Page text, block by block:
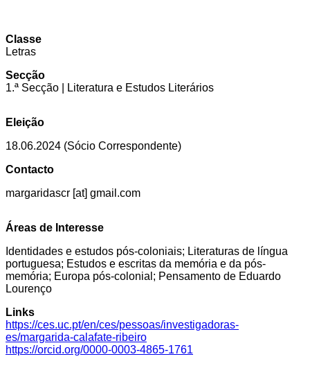
Classe
Letras
Secção
1.ª Secção | Literatura e Estudos Literários
Eleição
18.06.2024 (Sócio Correspondente)
Contacto
margaridascr [at] gmail.com
Áreas de Interesse
Identidades e estudos pós-coloniais; Literaturas de língua
portuguesa; Estudos e escritas da memória e da pós-
memória; Europa pós-colonial; Pensamento de Eduardo
Lourenço
Links
https://ces.uc.pt/en/ces/pessoas/investigadoras-
es/margarida-calafate-ribeiro
https://orcid.org/0000-0003-4865-1761